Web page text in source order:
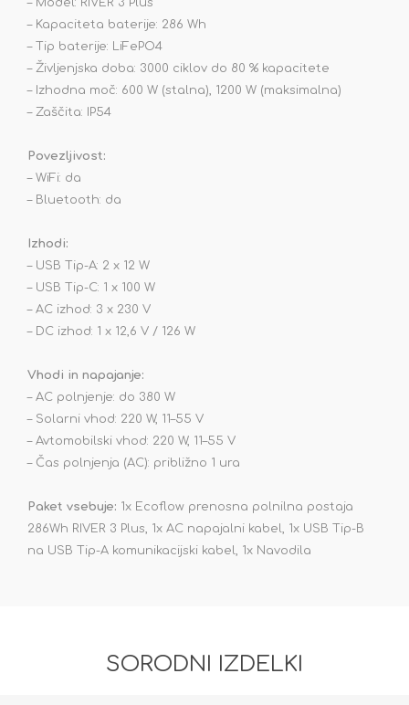
– Model: RIVER 3 Plus
– Kapaciteta baterije: 286 Wh
– Tip baterije: LiFePO4
– Življenjska doba: 3000 ciklov do 80 % kapacitete
– Izhodna moč: 600 W (stalna), 1200 W (maksimalna)
– Zaščita: IP54
Povezljivost:
– WiFi: da
– Bluetooth: da
Izhodi:
– USB Tip-A: 2 x 12 W
– USB Tip-C: 1 x 100 W
– AC izhod: 3 x 230 V
– DC izhod: 1 x 12,6 V / 126 W
Vhodi in napajanje:
– AC polnjenje: do 380 W
– Solarni vhod: 220 W, 11–55 V
– Avtomobilski vhod: 220 W, 11–55 V
– Čas polnjenja (AC): približno 1 ura
Paket vsebuje: 1x Ecoflow prenosna polnilna postaja
286Wh RIVER 3 Plus, 1x AC napajalni kabel, 1x USB Tip-B
na USB Tip-A komunikacijski kabel, 1x Navodila
SORODNI IZDELKI